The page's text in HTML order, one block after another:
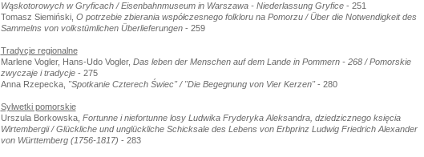
Wąskotorowych w Gryficach / Eisenbahnmuseum in Warszawa - Niederlassung Gryfice- 251
Tomasz Siemiński, O potrzebie zbierania współczesnego folkloru na Pomorzu / Über die Notwendigkeit des
Sammelns von volkstümlichen Überlieferungen- 259
Tradycje regionalne
Marlene Vogler, Hans-Udo Vogler, Das leben der Menschen auf dem Lande in Pommern - 268 / Pomorskie
zwyczaje i tradycje- 275
Anna Rzepecka, "Spotkanie Czterech Świec" / "Die Begegnung von Vier Kerzen"- 280
Sylwetki pomorskie
Urszula Borkowska, Fortunne i niefortunne losy Ludwika Fryderyka Aleksandra, dziedzicznego księcia
Wirtembergii / Glückliche und unglückliche Schicksale des Lebens von Erbprinz Ludwig Friedrich Alexander
von Württemberg (1756-1817) - 283